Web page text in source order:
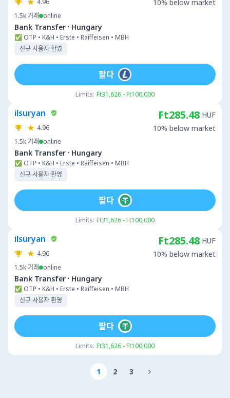
4.96
1.5k 거래 online
Bank Transfer · Hungary
✅ OTP • K&H • Erste • Raiffeisen • MBH
신규 사용자 환영
10% below market
Limits: Ft31,626 - Ft100,000
팔다
ilsuryan
4.96
1.5k 거래 online
Bank Transfer · Hungary
✅ OTP • K&H • Erste • Raiffeisen • MBH
신규 사용자 환영
Ft285.48 HUF
10% below market
Limits: Ft31,626 - Ft100,000
팔다
ilsuryan
4.96
1.5k 거래 online
Bank Transfer · Hungary
✅ OTP • K&H • Erste • Raiffeisen • MBH
신규 사용자 환영
Ft285.48 HUF
10% below market
Limits: Ft31,626 - Ft100,000
팔다
1 2 3 